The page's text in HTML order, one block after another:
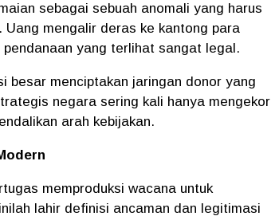
sebagai sebuah anomali yang harus
mengalir deras ke kantong para
yang terlihat sangat legal.
besar menciptakan jaringan donor yang
negara sering kali hanya mengekor
arah kebijakan.
memproduksi wacana untuk
lahir definisi ancaman dan legitimasi